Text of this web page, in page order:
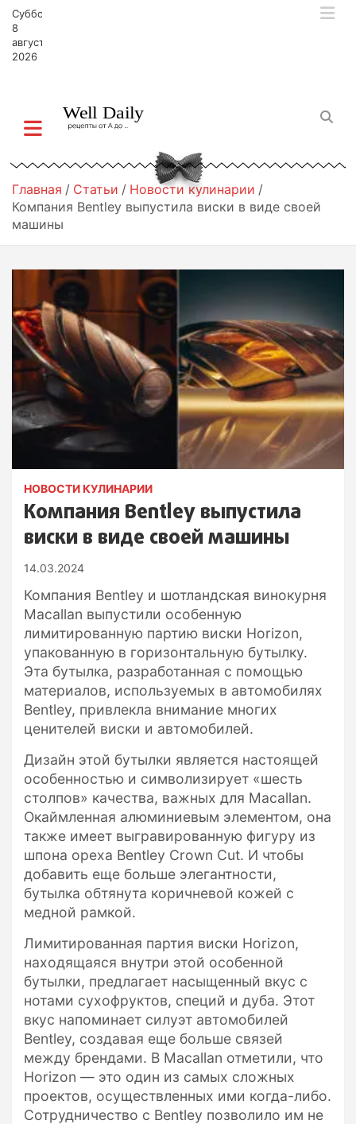
Суббота,
8
августа,
2026
Главная Статьи
Новости кулинарии
Компания Bentley выпустила виски в виде своей
машины
НОВОСТИ КУЛИНАРИИ
Компания Bentley выпустила
виски в виде своей машины
14.03.2024
Компания Bentley и шотландская винокурня
Macallan выпустили особенную
лимитированную партию виски Horizon,
упакованную в горизонтальную бутылку.
Эта бутылка, разработанная с помощью
материалов, используемых в автомобилях
Bentley, привлекла внимание многих
ценителей виски и автомобилей.
Дизайн этой бутылки является настоящей
особенностью и символизирует «шесть
столпов» качества, важных для Macallan.
Окаймленная алюминиевым элементом, она
также имеет выгравированную фигуру из
шпона ореха Bentley Crown Cut. И чтобы
добавить еще больше элегантности,
бутылка обтянута коричневой кожей с
медной рамкой.
Лимитированная партия виски Horizon,
находящаяся внутри этой особенной
бутылки, предлагает насыщенный вкус с
нотами сухофруктов, специй и дуба. Этот
вкус напоминает силуэт автомобилей
Bentley, создавая еще больше связей
между брендами. В Macallan отметили, что
Horizon — это один из самых сложных
проектов, осуществленных ими когда-либо.
Сотрудничество с Bentley позволило им не